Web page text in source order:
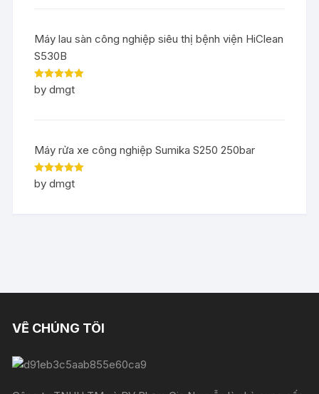
Máy lau sàn công nghiệp siêu thị bệnh viện HiClean
S530B
Rated5out
of 5
by dmgt
Máy rửa xe công nghiệp Sumika S250 250bar
Rated5out
of 5
by dmgt
VỀ CHÚNG TÔI